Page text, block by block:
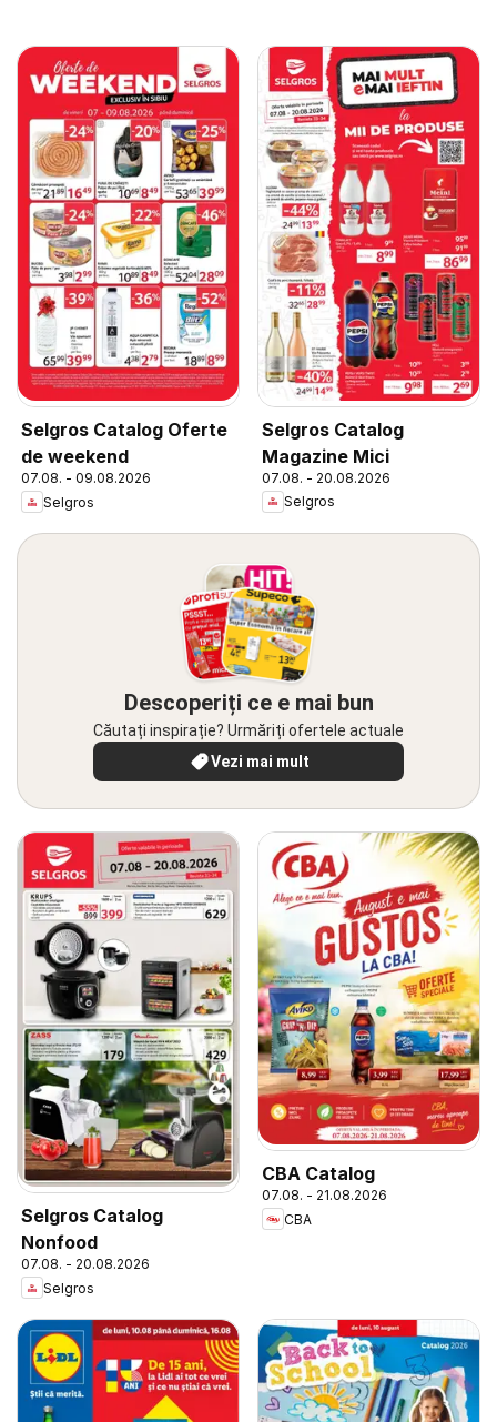
Selgros Catalog Oferte
de weekend
07.08. - 09.08.2026
Selgros
Selgros Catalog
Magazine Mici
07.08. - 20.08.2026
Selgros
Descoperiți ce e mai bun
Căutați inspirație? Urmăriți ofertele actuale
Vezi mai mult
Selgros Catalog
Nonfood
07.08. - 20.08.2026
Selgros
CBA Catalog
07.08. - 21.08.2026
CBA